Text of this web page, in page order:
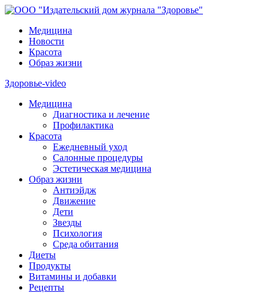
Медицина
Новости
Красота
Образ жизни
Здоровье-video
Медицина
Диагностика и лечение
Профилактика
Красота
Ежедневный уход
Салонные процедуры
Эстетическая медицина
Образ жизни
Антиэйдж
Движение
Дети
Звезды
Психология
Среда обитания
Диеты
Продукты
Витамины и добавки
Рецепты